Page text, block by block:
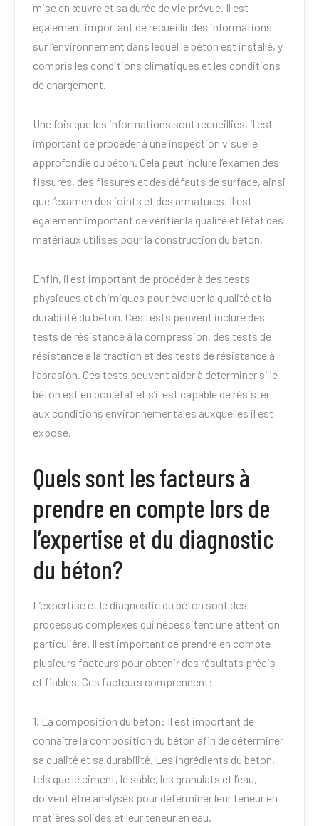
mise en œuvre et sa durée de vie prévue. Il est
également important de recueillir des informations
sur l’environnement dans lequel le béton est installé, y
compris les conditions climatiques et les conditions
de chargement.
Une fois que les informations sont recueillies, il est
important de procéder à une inspection visuelle
approfondie du béton. Cela peut inclure l’examen des
fissures, des fissures et des défauts de surface, ainsi
que l’examen des joints et des armatures. Il est
également important de vérifier la qualité et l’état des
matériaux utilisés pour la construction du béton.
Enfin, il est important de procéder à des tests
physiques et chimiques pour évaluer la qualité et la
durabilité du béton. Ces tests peuvent inclure des
tests de résistance à la compression, des tests de
résistance à la traction et des tests de résistance à
l’abrasion. Ces tests peuvent aider à déterminer si le
béton est en bon état et s’il est capable de résister
aux conditions environnementales auxquelles il est
exposé.
Quels sont les facteurs à
prendre en compte lors de
l’expertise et du diagnostic
du béton?
L’expertise et le diagnostic du béton sont des
processus complexes qui nécessitent une attention
particulière. Il est important de prendre en compte
plusieurs facteurs pour obtenir des résultats précis
et fiables. Ces facteurs comprennent:
1. La composition du béton: Il est important de
connaître la composition du béton afin de déterminer
sa qualité et sa durabilité. Les ingrédients du béton,
tels que le ciment, le sable, les granulats et l’eau,
doivent être analysés pour déterminer leur teneur en
matières solides et leur teneur en eau.